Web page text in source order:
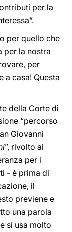
per la
per quello che
per la nostra
per
a casa! Questa
della Corte di
“percorso
Giovanni
”, rivolto ai
per i
- è prima di
il
previene e
una parola
si usa molto